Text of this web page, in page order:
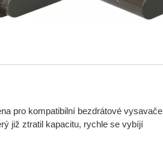
pro kompatibilní bezdrátové vysavače
již ztratil kapacitu, rychle se vybíjí